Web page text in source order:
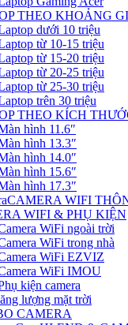
THEO KHOẢNG
dưới 10 triệu
từ 10-15 triệu
từ 15-20 triệu
từ 20-25 triệu
từ 25-30 triệu
trên 30 triệu
THEO KÍCH
hình 11.6″
hình 13.3″
hình 14.0″
hình 15.6″
hình 17.3″
CAMERA WIFI
WIFI & PHỤ KIỆN
WiFi ngoài trời
WiFi trong nhà
WiFi EZVIZ
WiFi IMOU
kiện camera
lượng mặt trời
CAMERA